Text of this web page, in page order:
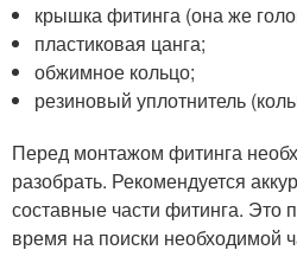
крышка фитинга (она же
пластиковая цанга;
обжимное кольцо;
резиновый уплотнитель
Перед монтажом фитинга
разобрать. Рекомендуется
составные части фитинга. Это
время на поиски необходимой